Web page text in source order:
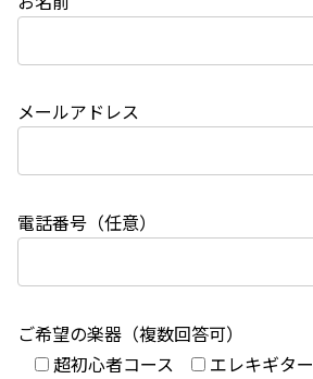
メールアドレス
電話番号（任意）
ご希望の楽器（複数回答可）
超初心者コース
エレキギター